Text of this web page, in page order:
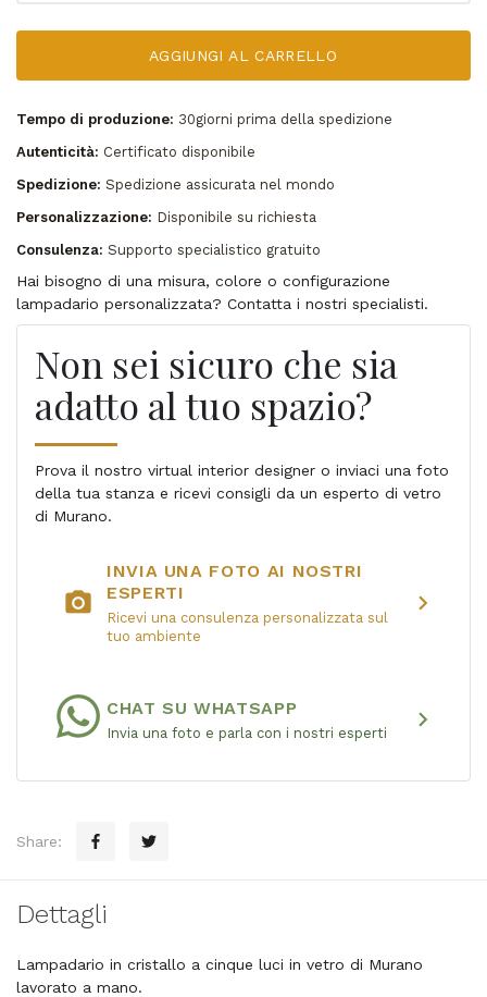
AGGIUNGI AL CARRELLO
Tempo di produzione: 30giorni prima della spedizione
Autenticità: Certificato disponibile
Spedizione: Spedizione assicurata nel mondo
Personalizzazione: Disponibile su richiesta
Consulenza: Supporto specialistico gratuito
Hai bisogno di una misura, colore o configurazione
lampadario personalizzata? Contatta i nostri specialisti.
Non sei sicuro che sia
adatto al tuo spazio?
Prova il nostro virtual interior designer o inviaci una foto
della tua stanza e ricevi consigli da un esperto di vetro
di Murano.
photo_camera
INVIA UNA FOTO AI NOSTRI
ESPERTI
Ricevi una consulenza personalizzata sul
tuo ambiente
chevron_right
CHAT SU WHATSAPP
Invia una foto e parla con i nostri esperti chevron_right
Share:
Dettagli
Lampadario in cristallo a cinque luci in vetro di Murano
lavorato a mano.